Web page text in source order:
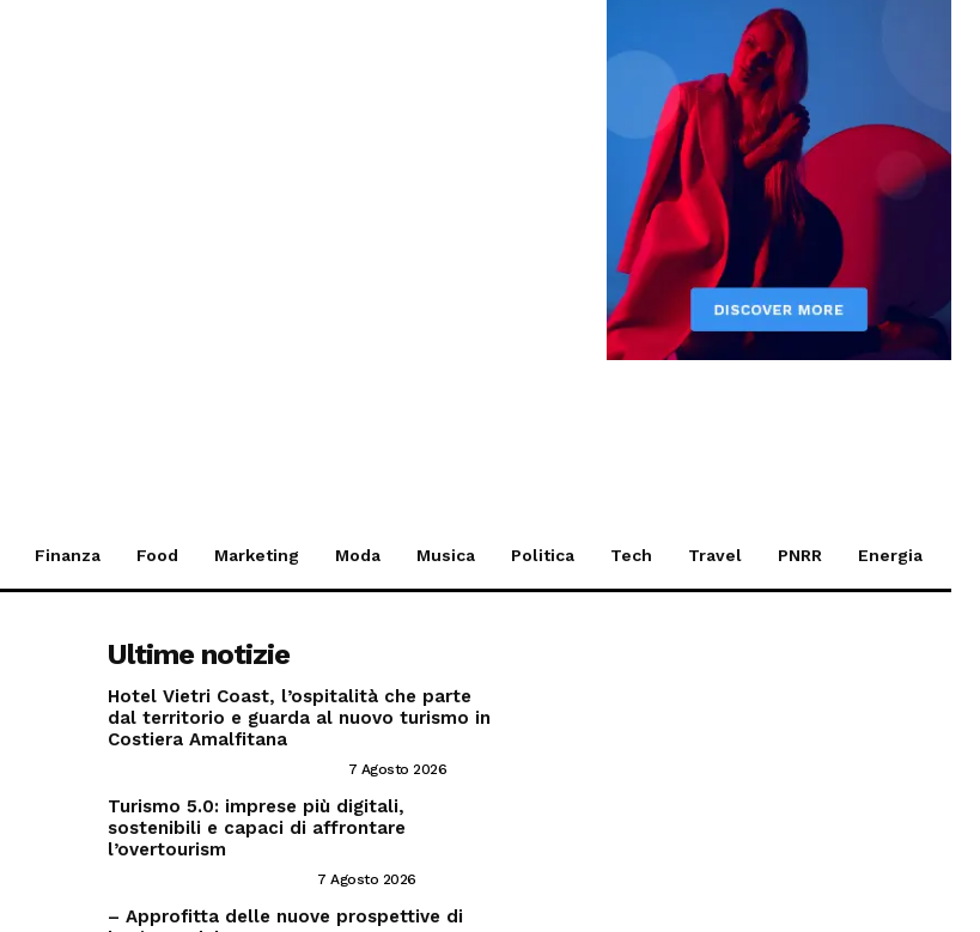
Finanza Food Marketing Moda Musica Politica Tech Travel PNRR Energia
Ultime notizie
Hotel Vietri Coast, l’ospitalità che parte
dal territorio e guarda al nuovo turismo in
Costiera Amalfitana
7 Agosto 2026
Turismo 5.0: imprese più digitali,
sostenibili e capaci di affrontare
l’overtourism
7 Agosto 2026
– Approfitta delle nuove prospettive di